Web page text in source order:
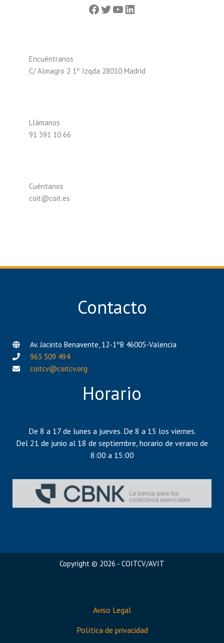
Facebook
Twitter
YouTube
LinkedIn
Encuéntranos
C/ Almagro 2 1º Izqda 28010 Madrid
Llámanos
91 391 10 66
Cuéntanos
coit@coit.es
Contacto
Av. Jacinto Benavente, 12-1ºB 46005-Valencia
963 509 494
coitcv@coitcv.org
Horario
De 8 a 17 de lunes a jueves. De 8 a 15 los viernes.
Del 21 de junio al 18 de septiembre, horario de verano de
8:00 a 15:00
Copyright © 2026 - COITCV/AVIT
Aviso Legal
Política de privacidad